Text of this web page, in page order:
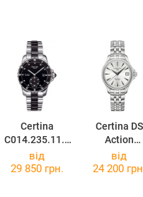
Certina
C014.235.11.0
51.01
Certina DS
Action
36.00
від
29 850 грн.
від
24 200